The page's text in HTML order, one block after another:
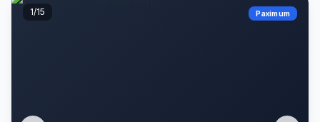
Paximum
1/15